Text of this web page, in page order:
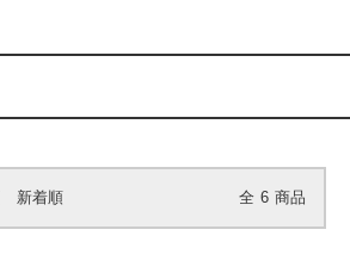
新着順 全 6 商品